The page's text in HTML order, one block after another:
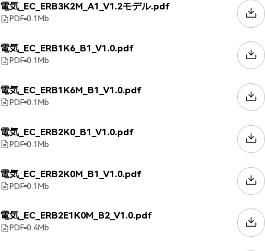
電気_EC_ERB3K2M_A1_V1.2モデル.pdf
PDF 0.1Mb
電気_EC_ERB1K6_B1_V1.0.pdf
PDF 0.1Mb
電気_EC_ERB1K6M_B1_V1.0.pdf
PDF 0.1Mb
電気_EC_ERB2K0_B1_V1.0.pdf
PDF 0.1Mb
電気_EC_ERB2K0M_B1_V1.0.pdf
PDF 0.1Mb
電気_EC_ERB2E1K0M_B2_V1.0.pdf
PDF 0.4Mb